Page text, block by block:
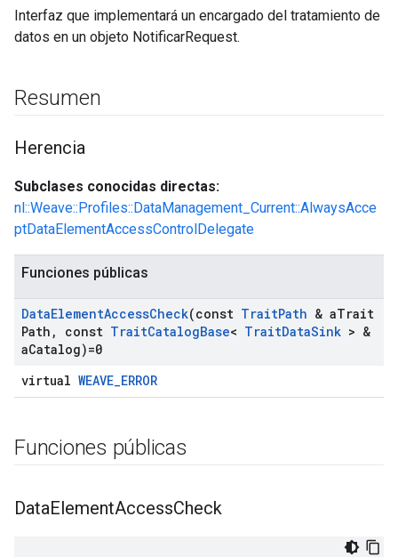
Interfaz que implementará un encargado del tratamiento de
datos en un objeto NotificarRequest.
Resumen
Herencia
Subclases conocidas directas:
nl::Weave::Profiles::DataManagement_Current::AlwaysAcce
ptDataElementAccessControlDelegate
Funciones públicas
DataElementAccessCheck(const TraitPath & aTrait
Path , const TraitCatalogBase< TraitDataSink > &
aCatalog)=0
virtual WEAVE_ERROR
Funciones públicas
DataElementAccessCheck